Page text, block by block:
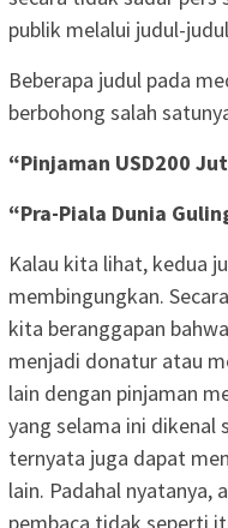
publik melalui judul-
Beberapa judul pada
berbohong salah
“Pinjaman USD200
“Pra-Piala Dunia
Kalau kita lihat, kedua
membingungkan.
kita beranggapan
menjadi donatur atau
lain dengan pinjaman
yang selama ini dikenal
ternyata juga dapat
lain. Padahal nyatanya,
pembaca tidak seperti